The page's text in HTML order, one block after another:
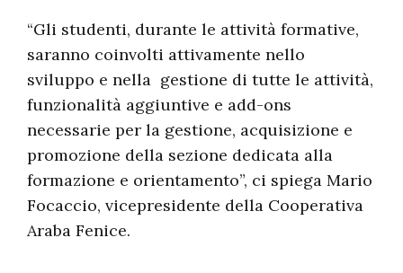
“Gli studenti, durante le attività formative,
saranno coinvolti attivamente nello
sviluppo e nella gestione di tutte le attività,
funzionalità aggiuntive e add-ons
necessarie per la gestione, acquisizione e
promozione della sezione dedicata alla
formazione e orientamento”, ci spiega Mario
Focaccio, vicepresidente della Cooperativa
Araba Fenice.